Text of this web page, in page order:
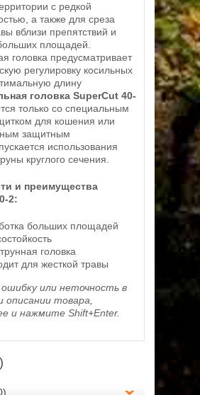
с редкой
а также для среза
вблизи препятствий и
площадей.
головка предусматривает
регулировку косильных
длину
головка SuperCut 40-
только со специальным
для кошения или
защитным
использования
круглого сечения.
и преимущества
2:
больших площадей
головка
для жесткой травы
или неточность в
товара,
и нажмите Shift+Enter.